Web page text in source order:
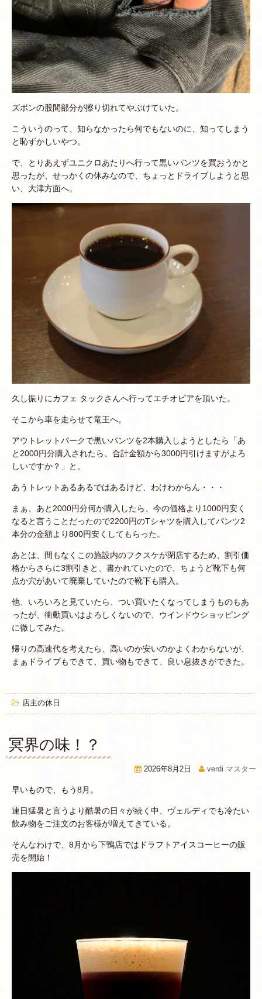
ズボンの股間部分が擦り切れてやぶけていた。
こういうのって、知らなかったら何でもないのに、知ってしまう
と恥ずかしいやつ。
で、とりあえずユニクロあたりへ行って黒いパンツを買おうかと
思ったが、せっかくの休みなので、ちょっとドライブしようと思
い、大津方面へ。
久し振りにカフェ タックさんへ行ってエチオピアを頂いた。
そこから車を走らせて竜王へ。
アウトレットパークで黒いパンツを2本購入しようとしたら「あ
と2000円分購入されたら、合計金額から3000円引けますがよろ
しいですか？」と。
あうトレットあるあるではあるけど、わけわからん・・・
まぁ、あと2000円分何か購入したら、今の価格より1000円安く
なると言うことだったので2200円のTシャツを購入してパンツ2
本分の金額より800円安くしてもらった。
あとは、間もなくこの施設内のフクスケが閉店するため、割引価
格からさらに3割引きと、書かれていたので、ちょうど靴下も何
点か穴があいて廃棄していたので靴下も購入。
他、いろいろと見ていたら、つい買いたくなってしまうものもあ
ったが、衝動買いはよろしくないので、ウインドウショッピング
に徹してみた。
帰りの高速代を考えたら、高いのか安いのかよくわからないが、
まぁドライブもできて、買い物もできて、良い息抜きができた。
店主の休日
冥界の味！？
2026年8月2日 verdi マスター
早いもので、もう8月。
連日猛暑と言うより酷暑の日々が続く中、ヴェルディでも冷たい
飲み物をご注文のお客様が増えてきている。
そんなわけで、8月から下鴨店ではドラフトアイスコーヒーの販
売を開始！